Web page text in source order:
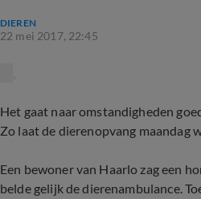
DIEREN
22 mei 2017, 22:45
Het gaat naar omstandigheden
Zo laat de dierenopvang maandag
Een bewoner van Haarlo zag een
belde gelijk de dierenambulance.